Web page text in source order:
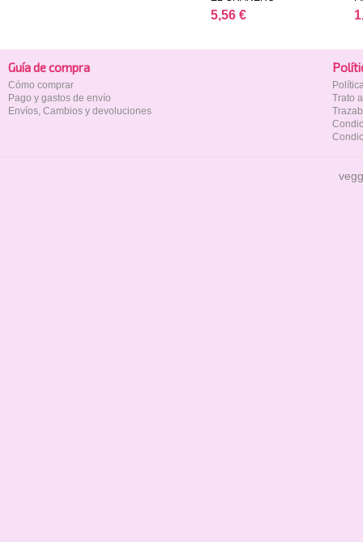
5,56 €
Guía de compra
Cómo comprar
Pago y gastos de envío
Envíos, Cambios y devoluciones
Trato